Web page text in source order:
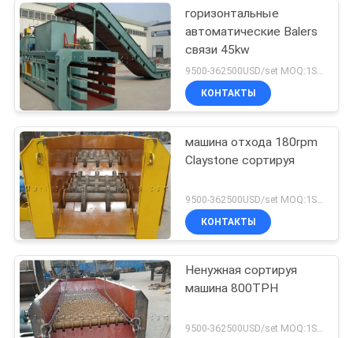
горизонтальные
автоматические Balers
связи 45kw
9500-362500USD/set MOQ:1SET
КОНТАКТЫ
машина отхода 180rpm
Claystone сортируя
9500-362500USD/set MOQ:1SET
КОНТАКТЫ
Ненужная сортируя
машина 800TPH